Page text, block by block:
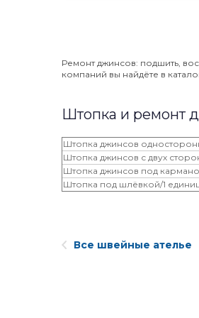
Ремонт джинсов: подшить,
компаний вы найдёте в
Штопка и ремонт
Штопка джинсов
Штопка джинсов с двух
Штопка джинсов под
Штопка под шлёвкой/1
Все швейные ателье